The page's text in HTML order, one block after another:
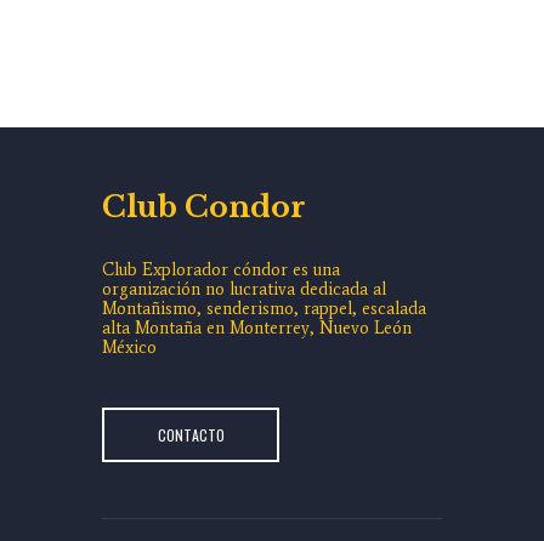
Club Condor
Club Explorador cóndor es una
organización no lucrativa dedicada al
Montañismo, senderismo, rappel, escalada
alta Montaña en Monterrey, Nuevo León
México
CONTACTO